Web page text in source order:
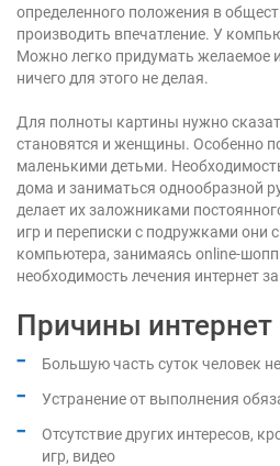
определенного положения в
производить впечатление. У
Можно легко придумать желаемое
ничего для этого не делая.
Для полноты картины нужно
становятся и женщины. Особенно
маленькими детьми.
дома и заниматься однообразной
делает их заложниками
игр и переписки с подружками они
компьютера, занимаясь online-
необходимость лечения интернет
Причины интернет
Большую часть суток человек
Устранение от выполнения
Отсутствие других интересов,
игр, видео